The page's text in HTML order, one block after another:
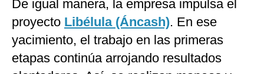
De igual manera, la empresa impulsa el
proyecto Libélula (Áncash). En ese
yacimiento, el trabajo en las primeras
etapas continúa arrojando resultados